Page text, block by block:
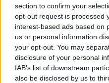
section to confirm your
opt-out request is processed
interest-based ads based on
us or personal information
your opt-out. You may
disclosure of your personal
IAB’s list of downstream
also be disclosed by us to